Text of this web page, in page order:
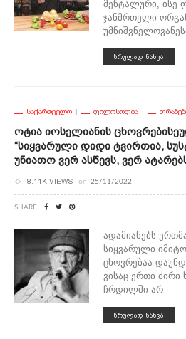
მენტალური, ისე
ჯანმრთელი
ᲡᲠᲣᲚᲐᲓ ᲜᲐᲮᲕᲐ
ᲡᲐᲥᲐᲠᲗᲕᲔᲚᲝ ᲤᲘᲚᲝᲡᲝᲤᲘᲐ
Ოტია Იოსელიანის
“სიყვარული Დიდი Ტვირთია,
Უნიათო Ვერ Ასწევს, Ვერ
8.11K VIEWS on 25/11/2022
SHARE
ადამიანებს
სიყვარული
ცხოვრებაა
ვისაც ერთი ძირი
ჩრდილში არ
ᲡᲠᲣᲚᲐᲓ ᲜᲐᲮᲕᲐ